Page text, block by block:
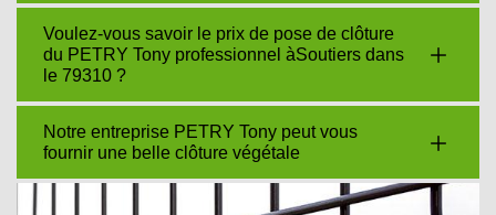
Voulez-vous savoir le prix de pose de clôture
du PETRY Tony professionnel àSoutiers dans
le 79310 ?
Notre entreprise PETRY Tony peut vous
fournir une belle clôture végétale